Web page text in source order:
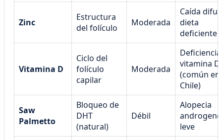
Zinc
Estructura
del folículo
Moderada
Caída
dieta
deficiente
Vitamina D
Ciclo del
folículo
capilar
Moderada
vitamina D
(común en
Chile)
Saw
Palmetto
Bloqueo de
DHT
(natural)
Débil
Alopecia
leve